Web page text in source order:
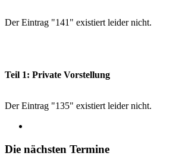
Der Eintrag "141" existiert leider nicht.
Teil 1: Private Vorstellung
Der Eintrag "135" existiert leider nicht.
Die nächsten Termine